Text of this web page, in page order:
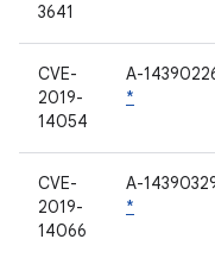
3641
CVE-
2019-
14054
A-
*
CVE-
2019-
14066
A-
*